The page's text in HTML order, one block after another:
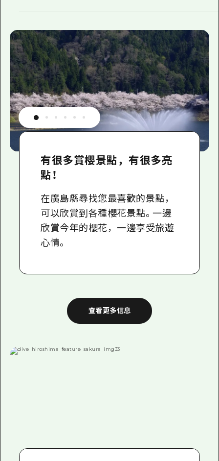
有很多賞櫻景點，有很多亮
點！
在廣島縣尋找您最喜歡的景點，
可以欣賞到各種櫻花景點。一邊
欣賞今年的櫻花，一邊享受旅遊
心情。
查看更多信息